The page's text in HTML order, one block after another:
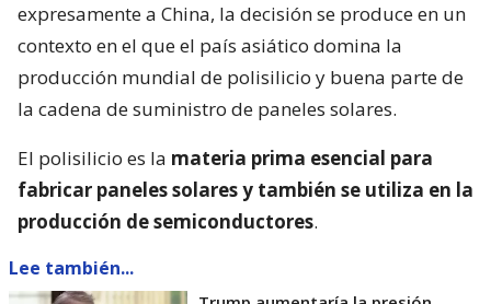
expresamente a China, la decisión se produce en un
contexto en el que el país asiático domina la
producción mundial de polisilicio y buena parte de
la cadena de suministro de paneles solares.
El polisilicio es la materia prima esencial para
fabricar paneles solares y también se utiliza en la
producción de semiconductores.
Lee también...